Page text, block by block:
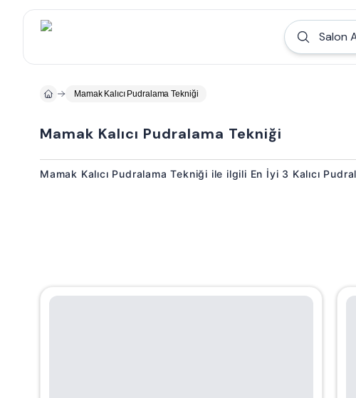
Salon
Mamak Kalıcı Pudralama Tekniği
Mamak Kalıcı Pudralama Tekniği
Mamak Kalıcı Pudralama Tekniği ile ilgili En İyi 3 Kalıcı